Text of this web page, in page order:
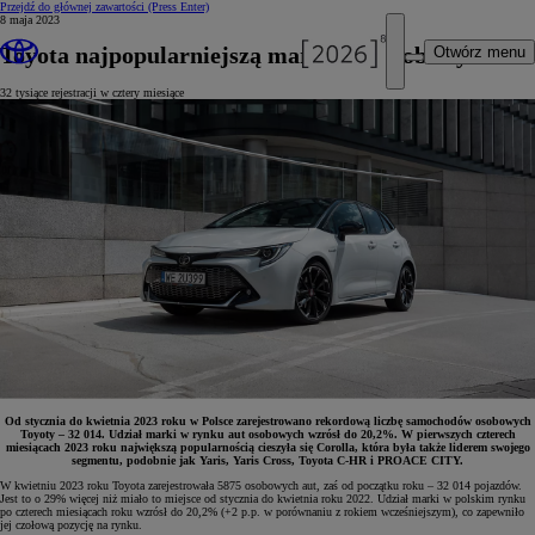
Przejdź do głównej zawartości (Press Enter)
Otwórz menu
8 maja 2023
Toyota najpopularniejszą marką aut osobowych
32 tysiące rejestracji w cztery miesiące
Od stycznia do kwietnia 2023 roku w Polsce zarejestrowano rekordową liczbę samochodów osobowych
Toyoty – 32 014. Udział marki w rynku aut osobowych wzrósł do 20,2%. W pierwszych czterech
miesiącach 2023 roku największą popularnością cieszyła się Corolla, która była także liderem swojego
segmentu, podobnie jak Yaris, Yaris Cross, Toyota C-HR i PROACE CITY.
W kwietniu 2023 roku Toyota zarejestrowała 5875 osobowych aut, zaś od początku roku – 32 014 pojazdów.
Jest to o 29% więcej niż miało to miejsce od stycznia do kwietnia roku 2022. Udział marki w polskim rynku
po czterech miesiącach roku wzrósł do 20,2% (+2 p.p. w porównaniu z rokiem wcześniejszym), co zapewniło
jej czołową pozycję na rynku.